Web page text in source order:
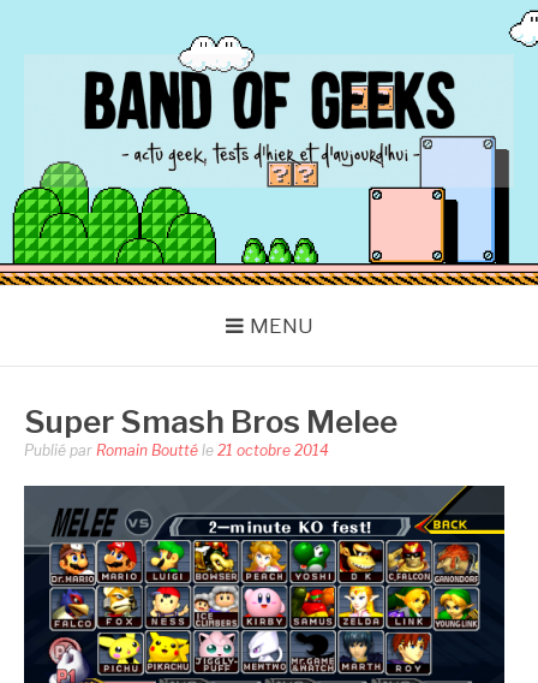
BAND OF GEEKS
Actu Geek d'hier et d'aujourd'hui
MENU
Super Smash Bros Melee
Publié par Romain Boutté le 21 octobre 2014